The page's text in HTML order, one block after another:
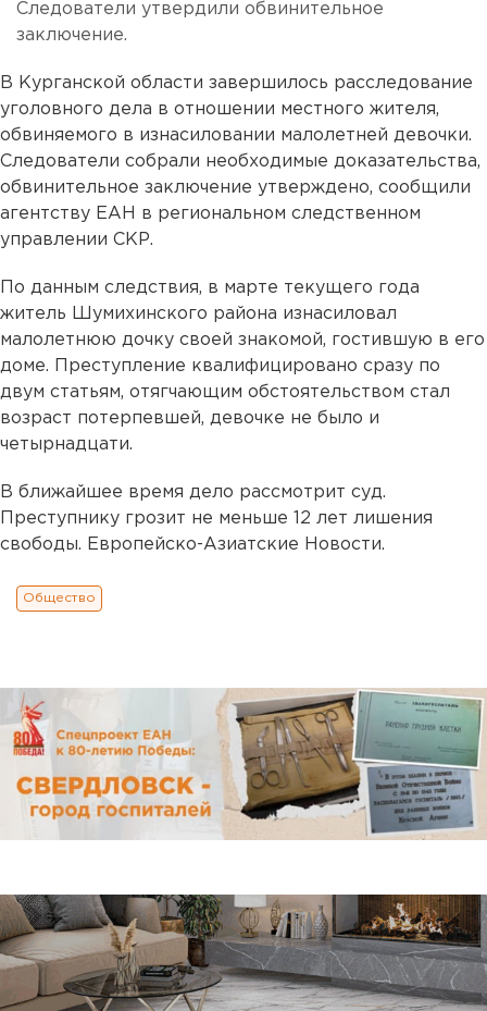
Следователи утвердили обвинительное
заключение.
В Курганской области завершилось расследование
уголовного дела в отношении местного жителя,
обвиняемого в изнасиловании малолетней девочки.
Следователи собрали необходимые доказательства,
обвинительное заключение утверждено, сообщили
агентству ЕАН в региональном следственном
управлении СКР.
По данным следствия, в марте текущего года
житель Шумихинского района изнасиловал
малолетнюю дочку своей знакомой, гостившую в его
доме. Преступление квалифицировано сразу по
двум статьям, отягчающим обстоятельством стал
возраст потерпевшей, девочке не было и
четырнадцати.
В ближайшее время дело рассмотрит суд.
Преступнику грозит не меньше 12 лет лишения
свободы. Европейско-Азиатские Новости.
Общество